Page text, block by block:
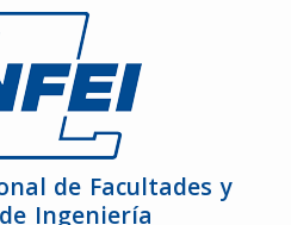
de Facultades y
Ingeniería